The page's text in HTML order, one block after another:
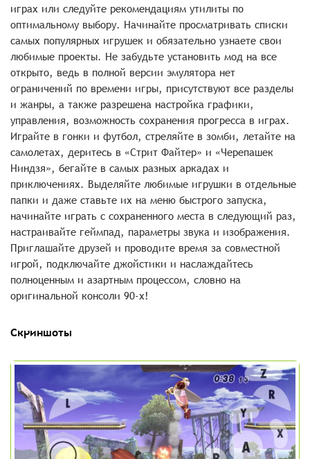
играх или следуйте рекомендациям утилиты по
оптимальному выбору. Начинайте просматривать списки
самых популярных игрушек и обязательно узнаете свои
любимые проекты. Не забудьте установить мод на все
открыто, ведь в полной версии эмулятора нет
ограничений по времени игры, присутствуют все разделы
и жанры, а также разрешена настройка графики,
управления, возможность сохранения прогресса в играх.
Играйте в гонки и футбол, стреляйте в зомби, летайте на
самолетах, деритесь в «Стрит Файтер» и «Черепашек
Ниндзя», бегайте в самых разных аркадах и
приключениях. Выделяйте любимые игрушки в отдельные
папки и даже ставьте их на меню быстрого запуска,
начинайте играть с сохраненного места в следующий раз,
настраивайте геймпад, параметры звука и изображения.
Приглашайте друзей и проводите время за совместной
игрой, подключайте джойстики и наслаждайтесь
полноценным и азартным процессом, словно на
оригинальной консоли 90-х!
Скриншоты